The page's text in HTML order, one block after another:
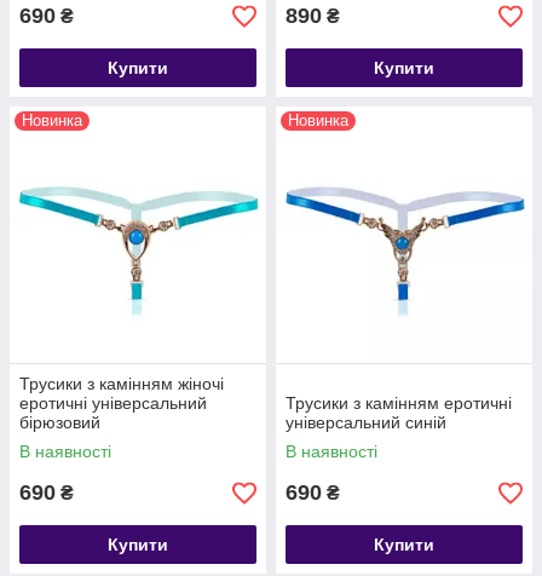
690 ₴
Купити
890 ₴
Купити
Новинка
Трусики з камінням жіночі
еротичні універсальний
бірюзовий
В наявності
690 ₴
Купити
Новинка
Трусики з камінням еротичні
універсальний синій
В наявності
690 ₴
Купити